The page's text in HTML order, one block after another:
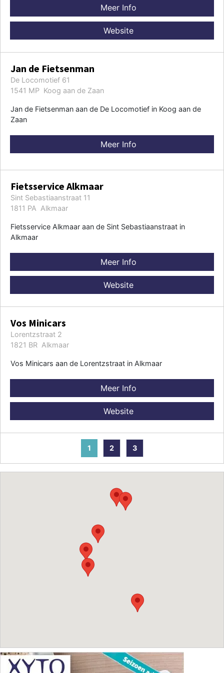
Meer Info
Website
Jan de Fietsenman
De Locomotief 61
1541 MP Koog aan de Zaan
Jan de Fietsenman aan de De Locomotief in Koog aan de
Zaan
Meer Info
Fietsservice Alkmaar
Sint Sebastiaanstraat 11
1811 PA Alkmaar
Fietsservice Alkmaar aan de Sint Sebastiaanstraat in
Alkmaar
Meer Info
Website
Vos Minicars
Lorentzstraat 2
1821 BR Alkmaar
Vos Minicars aan de Lorentzstraat in Alkmaar
Meer Info
Website
1 2 3